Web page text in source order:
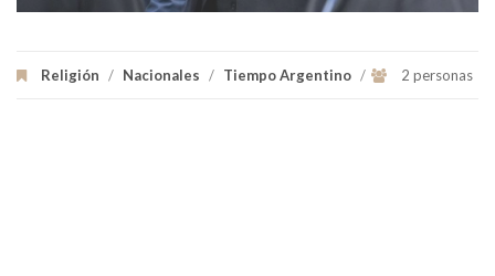
Religión / Nacionales / Tiempo Argentino / 2 personas